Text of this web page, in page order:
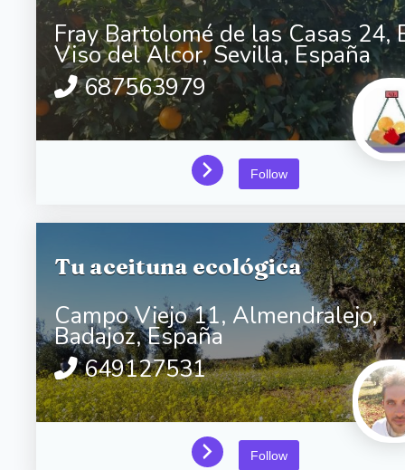
Fray Bartolomé de las Casas 24,
Viso del Alcor,Sevilla, España
687563979
Follow
Tu aceituna ecológica
Campo Viejo 11, Almendralejo,
Badajoz,España
649127531
Follow